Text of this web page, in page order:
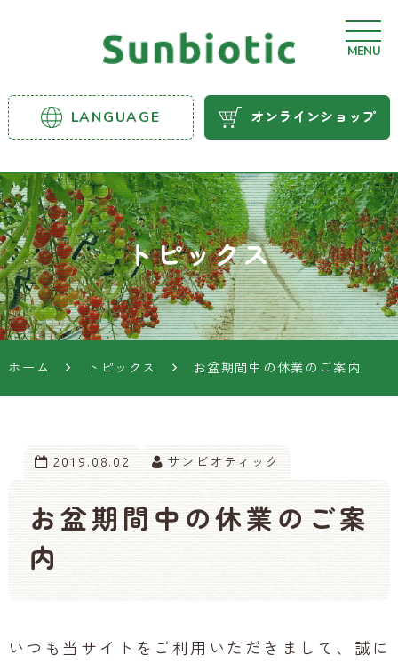
サンビ
ック農
業資材
LANGUAGE オンラインショップ
MENU
トピックス
ホーム トピックス お盆期間中の休業のご案内
2019.08.02 サンビオティック
お盆期間中の休業のご案
内
いつも当サイトをご利用いただきまして、誠に